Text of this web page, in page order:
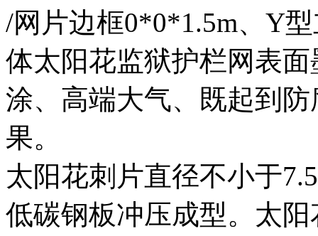
/网片边框0*0*1.5m、Y
体太阳花监狱护栏网表
涂、高端大气、既起到
果。
太阳花刺片直径不小于
低碳钢板冲压成型。太